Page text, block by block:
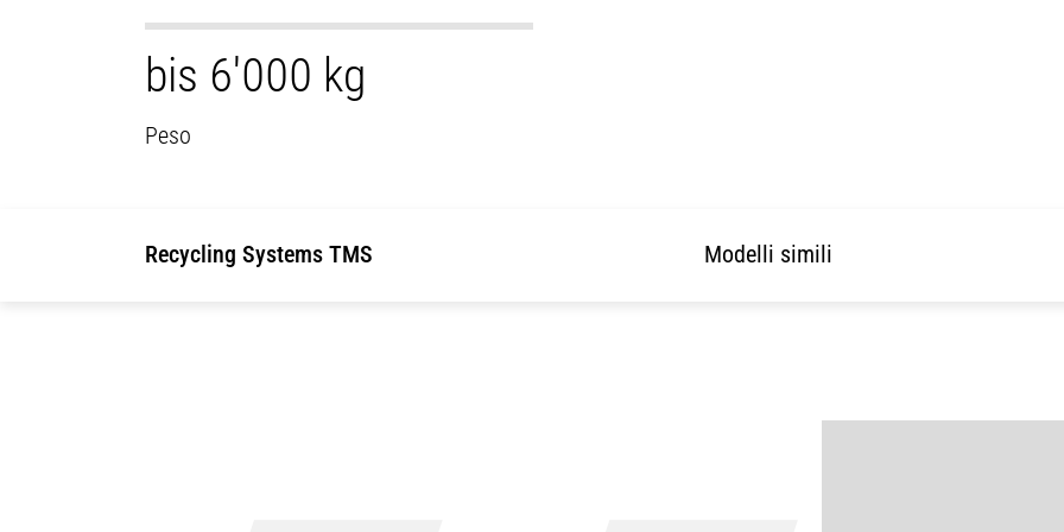
bis 6'000 kg
Peso
Recycling Systems TMS Modelli simili